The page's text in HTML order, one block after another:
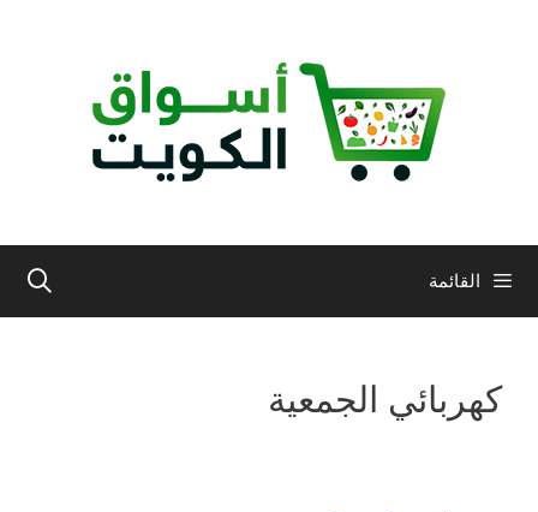
القائمة
كهربائي الجمعية